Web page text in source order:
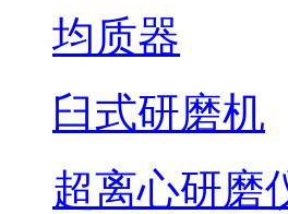
均质器
臼式研磨机
超离心研磨